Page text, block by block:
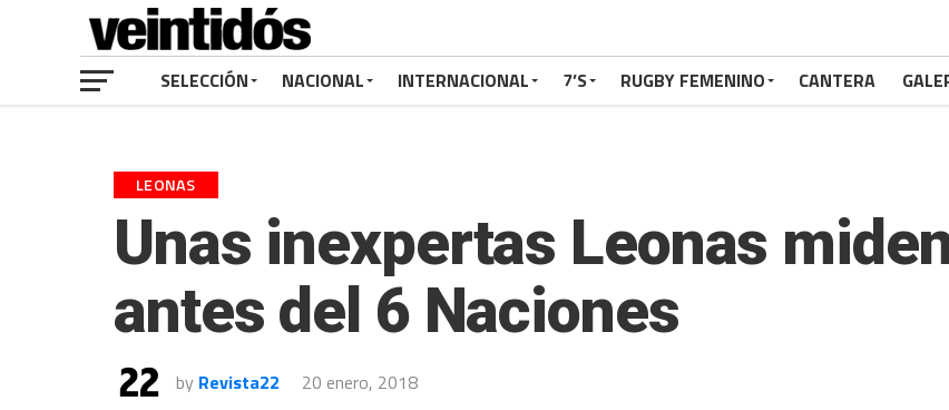
SELECCIÓN NACIONAL INTERNACIONAL 7’S RUGBY FEMENINO CANTERA
LEONAS
Unas inexpertas Leonas
antes del 6 Naciones
by Revista22 20 enero, 2018